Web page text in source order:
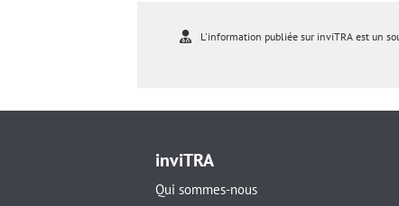
L'information publiée sur inviTRA est un
inviTRA
Qui sommes-nous